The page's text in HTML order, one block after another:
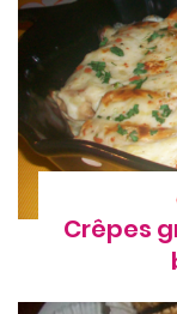
Crêpes